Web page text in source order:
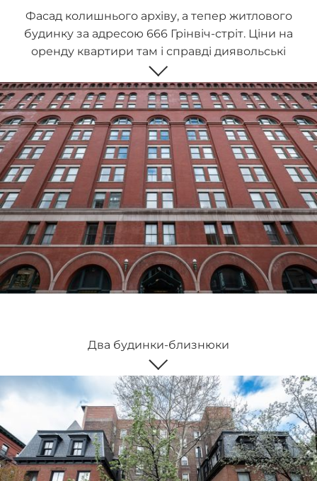
Фасад колишнього архіву, а тепер житлового
будинку за адресою 666 Грінвіч-стріт. Ціни на
оренду квартири там і справді диявольські
Два будинки-близнюки